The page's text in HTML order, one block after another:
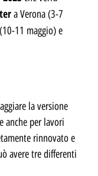
a Verona (3-7
11 maggio) e
la versione
anche per lavori
rinnovato e
avere tre differenti